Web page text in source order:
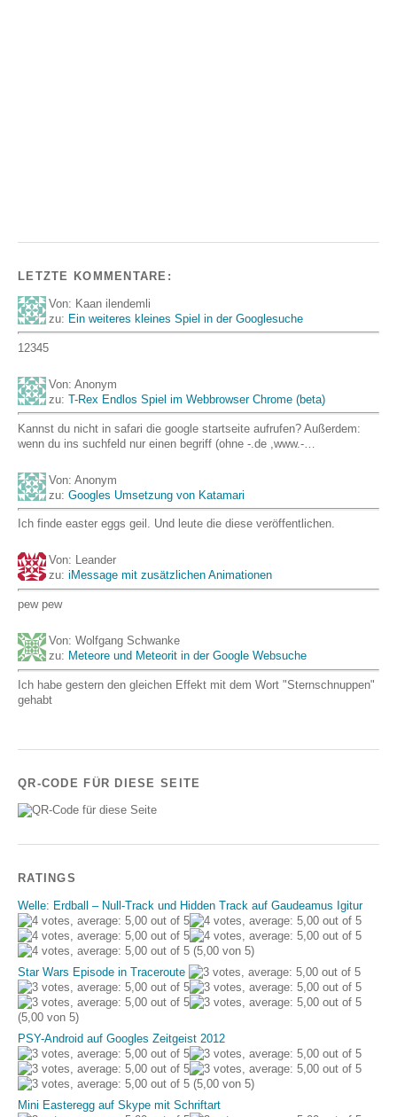
LETZTE KOMMENTARE:
Von: Kaan ilendemli
zu: Ein weiteres kleines Spiel in der Googlesuche
12345
Von: Anonym
zu: T-Rex Endlos Spiel im Webbrowser Chrome (beta)
Kannst du nicht in safari die google startseite aufrufen? Außerdem:
wenn du ins suchfeld nur einen begriff (ohne -.de ,www.-…
Von: Anonym
zu: Googles Umsetzung von Katamari
Ich finde easter eggs geil. Und leute die diese veröffentlichen.
Von: Leander
zu: iMessage mit zusätzlichen Animationen
pew pew
Von: Wolfgang Schwanke
zu: Meteore und Meteorit in der Google Websuche
Ich habe gestern den gleichen Effekt mit dem Wort "Sternschnuppen"
gehabt
QR-CODE FÜR DIESE SEITE
RATINGS
Welle: Erdball – Null-Track und Hidden Track auf Gaudeamus Igitur
(5,00 von 5)
Star Wars Episode in Traceroute
(5,00 von 5)
PSY-Android auf Googles Zeitgeist 2012
(5,00 von 5)
Mini Easteregg auf Skype mit Schriftart